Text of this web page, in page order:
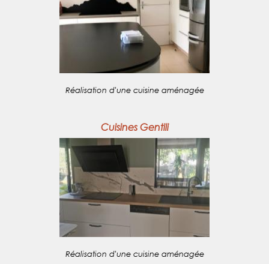
Réalisation d'une cuisine aménagée
Cuisines Gentili
Réalisation d'une cuisine aménagée